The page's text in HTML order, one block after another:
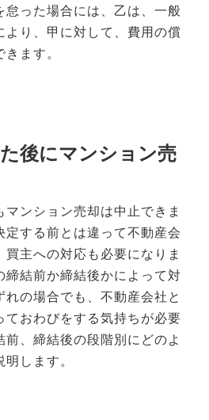
った場合には、乙は、一般
より、甲に対して、費用の償
ます。
後にマンション売
ンション売却は中止できま
定する前とは違って不動産会
主への対応も必要になりま
締結前か締結後かによって対
れの場合でも、不動産会社と
ておわびをする気持ちが必要
前、締結後の段階別にどのよ
します。